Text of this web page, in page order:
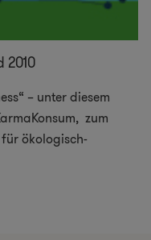
2010
– unter diesem
zum
ökologisch-